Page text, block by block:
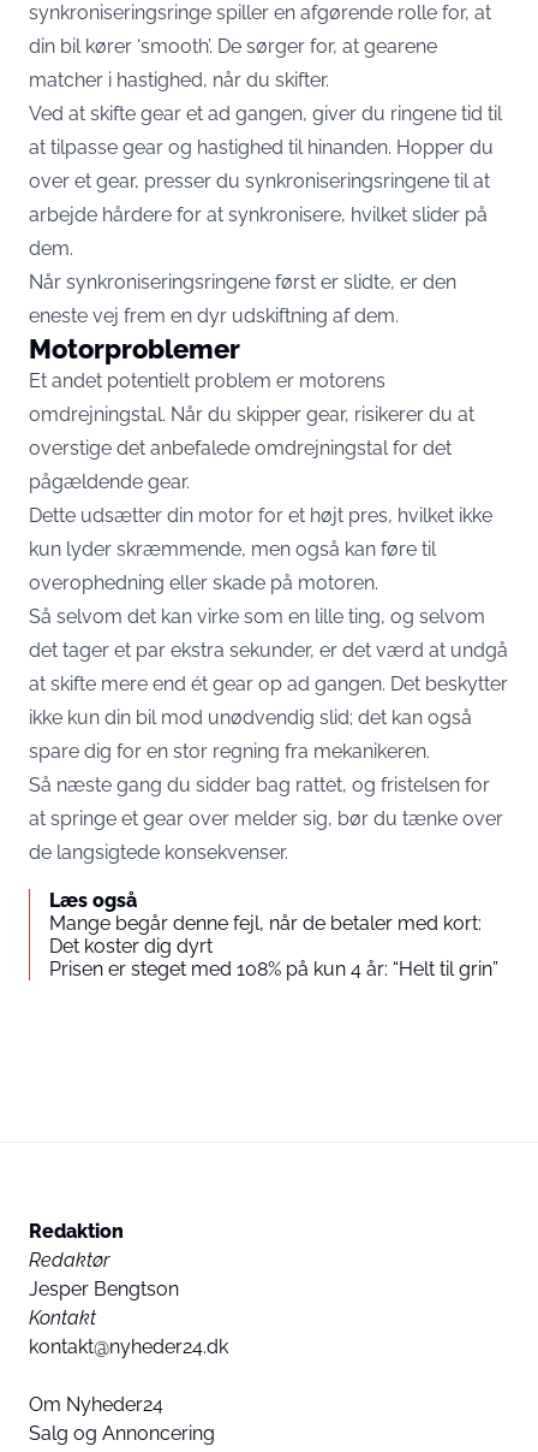
synkroniseringsringe spiller en afgørende rolle for, at
din bil kører ‘smooth’. De sørger for, at gearene
matcher i hastighed, når du skifter.
Ved at skifte gear et ad gangen, giver du ringene tid til
at tilpasse gear og hastighed til hinanden. Hopper du
over et gear, presser du synkroniseringsringene til at
arbejde hårdere for at synkronisere, hvilket slider på
dem.
Når synkroniseringsringene først er slidte, er den
eneste vej frem en dyr udskiftning af dem.
Motorproblemer
Et andet potentielt problem er motorens
omdrejningstal. Når du skipper gear, risikerer du at
overstige det anbefalede omdrejningstal for det
pågældende gear.
Dette udsætter din motor for et højt pres, hvilket ikke
kun lyder skræmmende, men også kan føre til
overophedning eller skade på motoren.
Så selvom det kan virke som en lille ting, og selvom
det tager et par ekstra sekunder, er det værd at undgå
at skifte mere end ét gear op ad gangen. Det beskytter
ikke kun din bil mod unødvendig slid; det kan også
spare dig for en stor regning fra mekanikeren.
Så næste gang du sidder bag rattet, og fristelsen for
at springe et gear over melder sig, bør du tænke over
de langsigtede konsekvenser.
Læs også
Mange begår denne fejl, når de betaler med kort:
Det koster dig dyrt
Prisen er steget med 108% på kun 4 år: “Helt til grin”
Redaktion
Redaktør
Jesper Bengtson
Kontakt
kontakt@nyheder24.dk
Om Nyheder24
Salg og Annoncering